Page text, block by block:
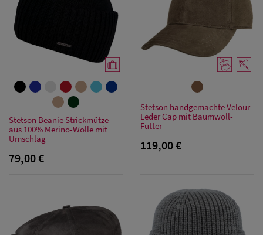
Herren
Stetson Beanie Strickmütze
aus 100% Merino-Wolle mit
Umschlag
79,00 €
Stetson handgemachte Velour
Leder Cap mit Baumwoll-
Futter
119,00 €